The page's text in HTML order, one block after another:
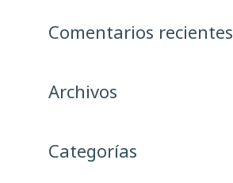
Comentarios recientes
Archivos
Categorías